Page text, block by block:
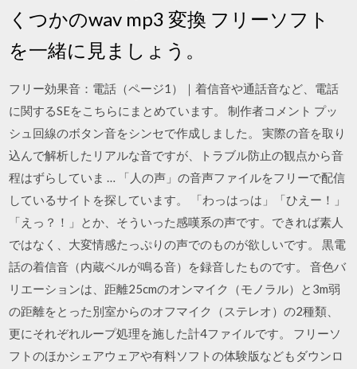
くつかのwav mp3 変換 フリーソフト
を一緒に見ましょう。
フリー効果音：電話（ページ1）｜着信音や通話音など、電話
に関するSEをこちらにまとめています。 制作者コメント プッ
シュ回線のボタン音をシンセで作成しました。 実際の音を取り
込んで解析したリアルな音ですが、トラブル防止の観点から音
程はずらしていま … 「人の声」の音声ファイルをフリーで配信
しているサイトを探しています。 「わっはっは」「ひえー！」
「えっ？！」とか、そういった感嘆系の声です。できれば素人
ではなく、大変情感たっぷりの声でのものが欲しいです。 黒電
話の着信音（内蔵ベルが鳴る音）を録音したものです。 音色バ
リエーションは、距離25cmのオンマイク（モノラル）と3m弱
の距離をとった別室からのオフマイク（ステレオ）の2種類、
更にそれぞれループ処理を施した計4ファイルです。 フリーソ
フトのほかシェアウェアや有料ソフトの体験版などもダウンロ